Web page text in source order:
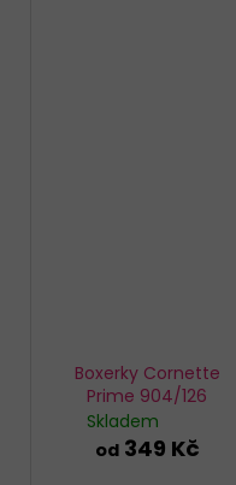
Boxerky Cornette
Prime 904/126
Skladem
od349 Kč